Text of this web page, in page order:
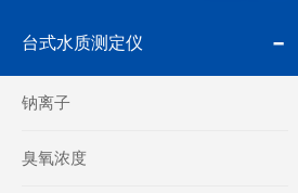
台式水质测定仪
钠离子
臭氧浓度